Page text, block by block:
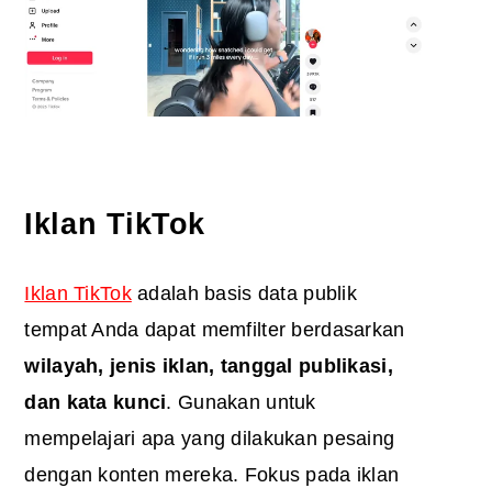
Iklan TikTok
Iklan TikTokadalah basis data publik
tempat Anda dapat memfilter berdasarkan
wilayah, jenis iklan, tanggal publikasi,
dan kata kunci. Gunakan untuk
mempelajari apa yang dilakukan pesaing
dengan konten mereka. Fokus pada iklan